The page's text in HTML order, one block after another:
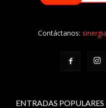
Contáctanos:
ENTRADAS POPULARES